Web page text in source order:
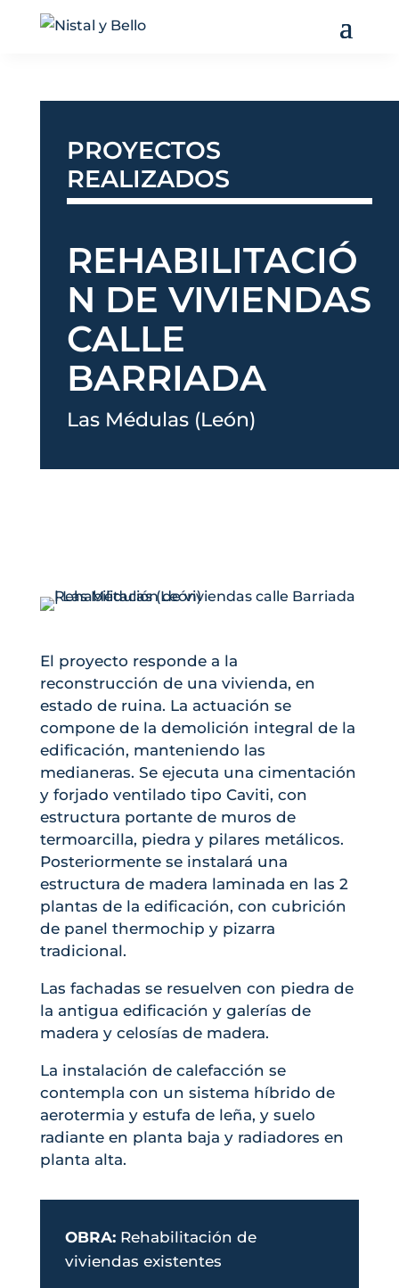
PROYECTOS
REALIZADOS
REHABILITACIÓ
N DE VIVIENDAS
CALLE
BARRIADA
Las Médulas (León)
El proyecto responde a la
reconstrucción de una vivienda, en
estado de ruina. La actuación se
compone de la demolición integral de la
edificación, manteniendo las
medianeras. Se ejecuta una cimentación
y forjado ventilado tipo Caviti, con
estructura portante de muros de
termoarcilla, piedra y pilares metálicos.
Posteriormente se instalará una
estructura de madera laminada en las 2
plantas de la edificación, con cubrición
de panel thermochip y pizarra
tradicional.
Las fachadas se resuelven con piedra de
la antigua edificación y galerías de
madera y celosías de madera.
La instalación de calefacción se
contempla con un sistema híbrido de
aerotermia y estufa de leña, y suelo
radiante en planta baja y radiadores en
planta alta.
OBRA: Rehabilitación de
viviendas existentes